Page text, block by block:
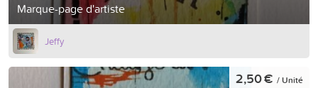
Marque-page d'artiste
Jeffy
2,50 € / Unité